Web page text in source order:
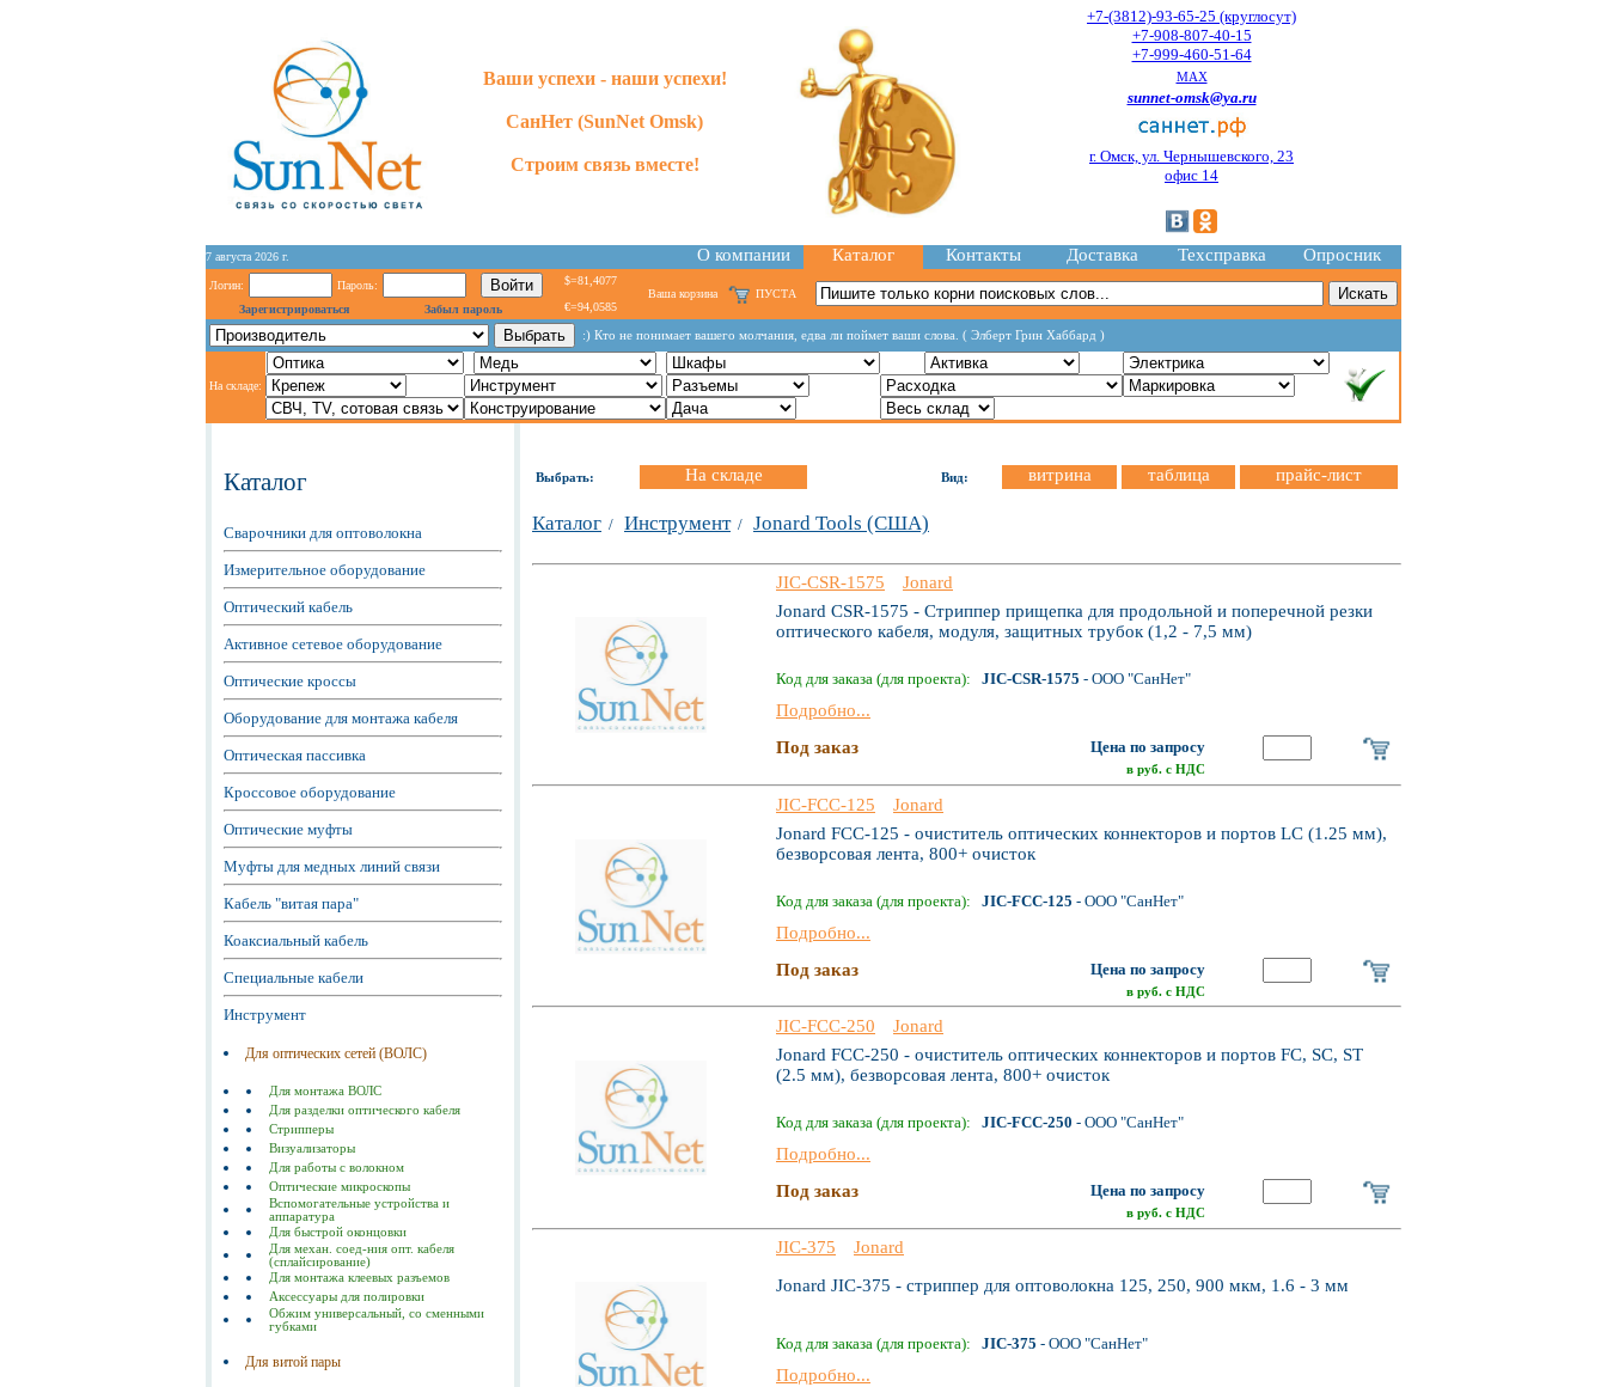
Ваши успехи - наши успехи!
СанНет (SunNet Omsk)
Строим связь вместе!
+7-(3812)-93-65-25 (круглосут)
+7-908-807-40-15
+7-999-460-51-64
MAX
sunnet-omsk@ya.ru
г. Омск, ул. Чернышевского, 23
офис 14
7 августа 2026 г. О компании Каталог Контакты Доставка Техсправка Опросник
Логин:
Пароль:
Зарегистрироваться
Забыл пароль
$=81,4077
€=94,0585
Ваша корзина ПУСТА
:) Кто не понимает вашего молчания, едва ли поймет ваши слова. ( Элберт Грин Хаббард )
На складе:
Каталог
Сварочники для оптоволокна
Измерительное оборудование
Оптический кабель
Активное сетевое оборудование
Оптические кроссы
Оборудование для монтажа кабеля
Оптическая пассивка
Кроссовое оборудование
Оптические муфты
Муфты для медных линий связи
Кабель "витая пара"
Коаксиальный кабель
Специальные кабели
Инструмент
Для оптических сетей (ВОЛС)
Для монтажа ВОЛС
Для разделки оптического кабеля
Стрипперы
Визуализаторы
Для работы с волокном
Оптические микроскопы
Вспомогательные устройства и
аппаратура
Для быстрой оконцовки
Для механ. соед-ния опт. кабеля
(сплайсирование)
Для монтажа клеевых разъемов
Аксессуары для полировки
Обжим универсальный, со сменными
губками
Для витой пары
Выбрать: На складе Вид: витрина таблица прайс-лист
Каталог / Инструмент/ Jonard Tools (США)
JIC-CSR-1575
Jonard
Jonard CSR-1575 - Стриппер прищепка для продольной и поперечной резки
оптического кабеля, модуля, защитных трубок (1,2 - 7,5 мм)
Код для заказа (для проекта): JIC-CSR-1575 - ООО "СанНет"
Подробно...
Под заказ
Цена по запросу
в руб. с НДС
JIC-FCC-125
Jonard
Jonard FCC-125 - очиститель оптических коннекторов и портов LC (1.25 мм),
безворсовая лента, 800+ очисток
Код для заказа (для проекта): JIC-FCC-125 - ООО "СанНет"
Подробно...
Под заказ
Цена по запросу
в руб. с НДС
JIC-FCC-250
Jonard
Jonard FCC-250 - очиститель оптических коннекторов и портов FC, SC, ST
(2.5 мм), безворсовая лента, 800+ очисток
Код для заказа (для проекта): JIC-FCC-250 - ООО "СанНет"
Подробно...
Под заказ
Цена по запросу
в руб. с НДС
JIC-375
Jonard
Jonard JIC-375 - стриппер для оптоволокна 125, 250, 900 мкм, 1.6 - 3 мм
Код для заказа (для проекта): JIC-375 - ООО "СанНет"
Подробно...